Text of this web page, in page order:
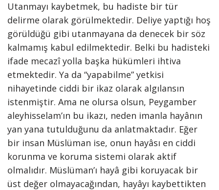
Utanmayı kaybetmek, bu hadiste bir tür
delirme olarak görülmektedir. Deliye yaptığı hoş
görüldüğü gibi utanmayana da denecek bir söz
kalmamış kabul edilmektedir. Belki bu hadisteki
ifade mecazî yolla başka hükümleri ihtiva
etmektedir. Ya da “yapabilme” yetkisi
nihayetinde ciddi bir ikaz olarak algılansın
istenmiştir. Ama ne olursa olsun, Peygamber
aleyhisselam’ın bu ikazı, neden imanla hayânın
yan yana tutulduğunu da anlatmaktadır. Eğer
bir insan Müslüman ise, onun hayâsı en ciddi
korunma ve koruma sistemi olarak aktif
olmalıdır. Müslüman’ı hayâ gibi koruyacak bir
üst değer olmayacağından, hayâyı kaybettikten